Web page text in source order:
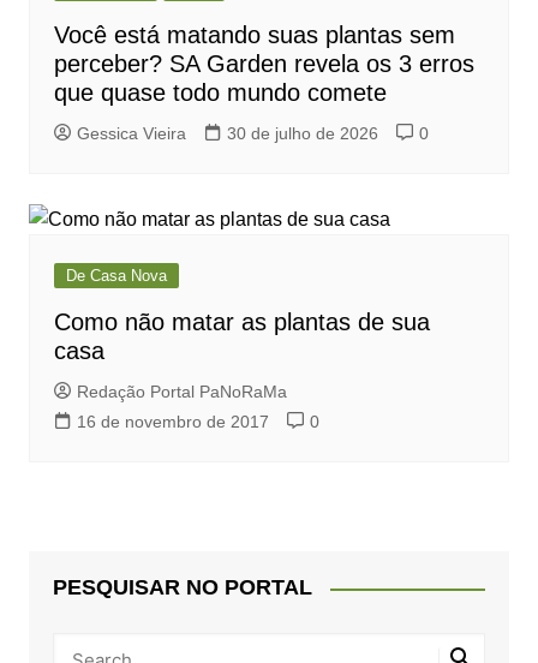
Você está matando suas plantas sem
perceber? SA Garden revela os 3 erros
que quase todo mundo comete
Gessica Vieira 30 de julho de 2026 0
De Casa Nova
Como não matar as plantas de sua
casa
Redação Portal PaNoRaMa
16 de novembro de 2017
0
PESQUISAR NO PORTAL